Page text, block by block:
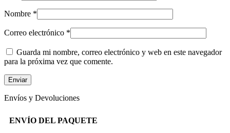
Nombre *
Correo electrónico *
Guarda mi nombre, correo electrónico y web en este navegador
para la próxima vez que comente.
Envíos y Devoluciones
ENVÍO DEL PAQUETE